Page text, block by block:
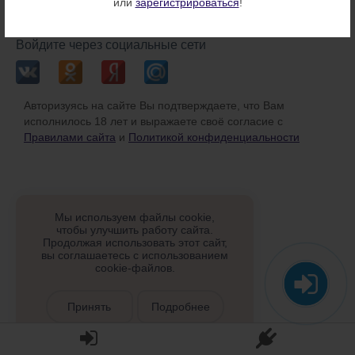
Войдите через социальные сети
Авторизуясь на сайте Вы подтверждаете, что Вам
исполнилось 18 лет и выражаете своё согласие с
Правилами сайта и Политикой конфиденциальности
Мы используем файлы cookie,
чтобы улучшить работу сайта.
Продолжая использовать этот сайт,
вы соглашаетесь с использованием
cookie-файлов.
Принять Подробнее